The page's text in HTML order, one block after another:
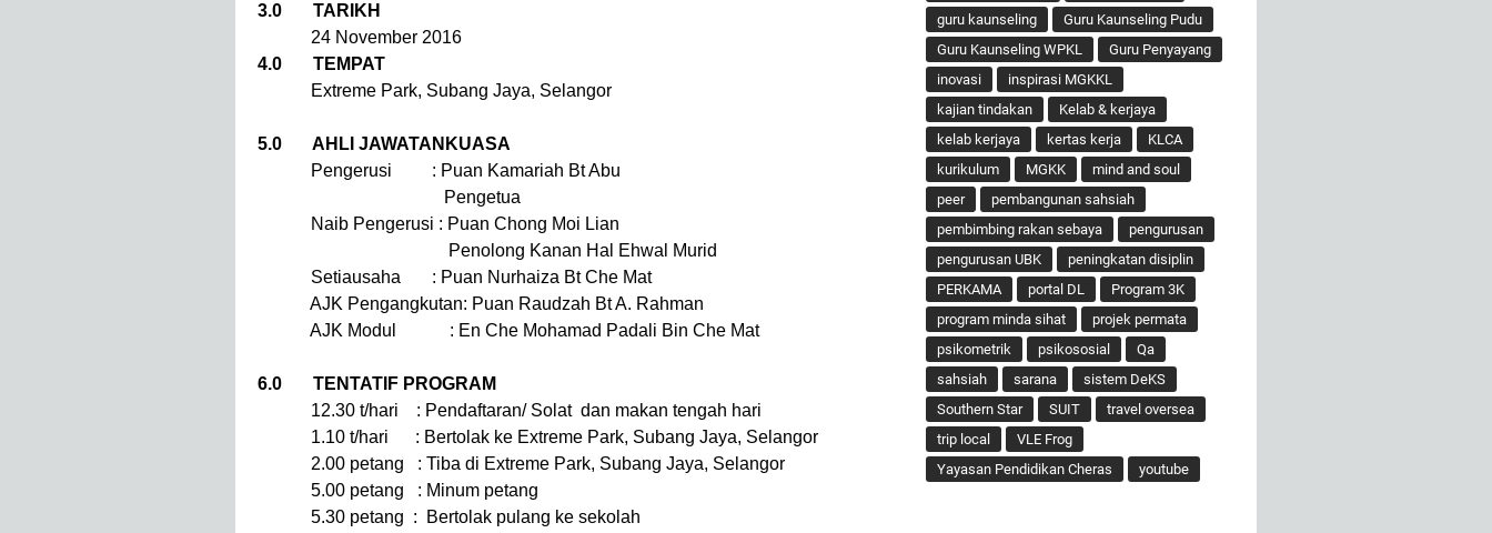
3.0 TARIKH
24 November 2016
4.0 TEMPAT
Extreme Park, Subang Jaya, Selangor
5.0 AHLI JAWATANKUASA
Pengerusi : Puan Kamariah Bt Abu
Pengetua
Naib Pengerusi : Puan Chong Moi Lian
Penolong Kanan Hal Ehwal Murid
Setiausaha : Puan Nurhaiza Bt Che Mat
AJK Pengangkutan: Puan Raudzah Bt A. Rahman
AJK Modul : En Che Mohamad Padali Bin Che Mat
6.0 TENTATIF PROGRAM
12.30 t/hari : Pendaftaran/ Solat dan makan tengah hari
1.10 t/hari : Bertolak ke Extreme Park, Subang Jaya, Selangor
2.00 petang : Tiba di Extreme Park, Subang Jaya, Selangor
5.00 petang : Minum petang
5.30 petang : Bertolak pulang ke sekolah
guru kaunseling
Guru Kaunseling Pudu
Guru Kaunseling WPKL
Guru Penyayang
inovasi
inspirasi MGKKL
kajian tindakan
Kelab & kerjaya
kelab kerjaya
kertas kerja
KLCA
kurikulum
MGKK
mind and soul
peer
pembangunan sahsiah
pembimbing rakan sebaya
pengurusan
pengurusan UBK
peningkatan disiplin
PERKAMA
portal DL
Program 3K
program minda sihat
projek permata
psikometrik
psikososial
Qa
sahsiah
sarana
sistem DeKS
Southern Star
SUIT
travel oversea
trip local
VLE Frog
Yayasan Pendidikan Cheras
youtube